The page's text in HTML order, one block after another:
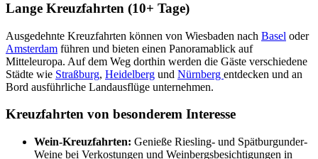
Lange Kreuzfahrten (10+ Tage)
Ausgedehnte Kreuzfahrten können von Wiesbaden nach Basel oder
Amsterdam führen und bieten einen Panoramablick auf
Mitteleuropa. Auf dem Weg dorthin werden die Gäste verschiedene
Städte wie Straßburg, Heidelberg und Nürnberg entdecken und an
Bord ausführliche Landausflüge unternehmen.
Kreuzfahrten von besonderem Interesse
Wein-Kreuzfahrten: Genieße Riesling- und Spätburgunder-
Weine bei Verkostungen und Weinbergsbesichtigungen in